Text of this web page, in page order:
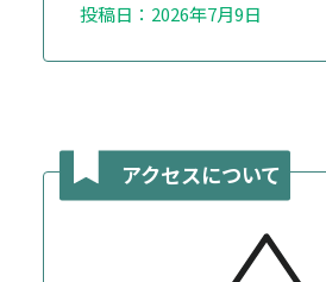
投稿日：2026年7月9日
アクセスについて